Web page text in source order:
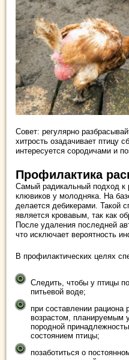
Совет: регулярно
хитрость озадачивает птицу
интересуется сородичами и
Профилактика
Самый радикальный подход к
клювиков у молодняка. На
делается дебикерами. Такой
является кровавым, так как
После удаления последней
что исключает вероятность
В профилактических целях
Следить, чтобы у птицы
питьевой воде;
при составлении рациона
возрастом, планируемым
породной
состоянием птицы;
позаботиться о